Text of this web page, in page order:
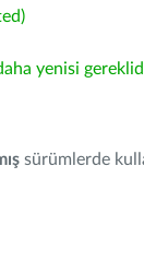
yenisi
sürümlerde